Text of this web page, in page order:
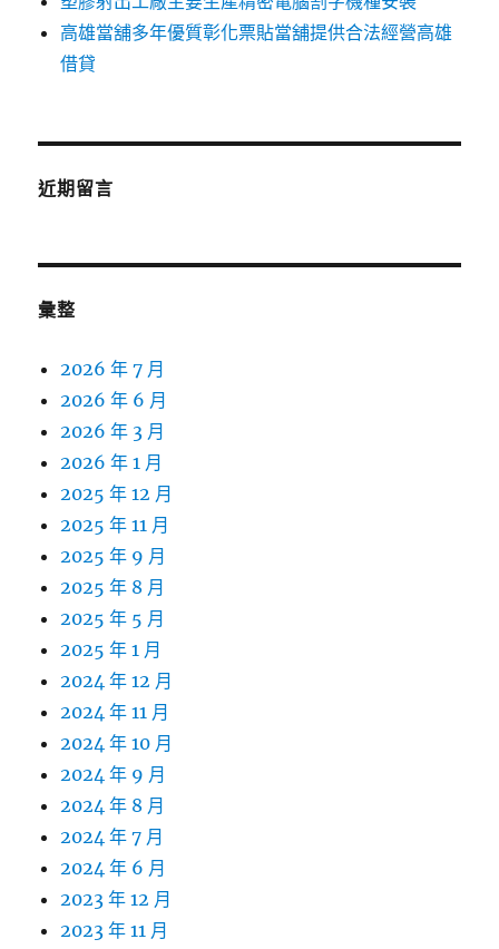
高雄當舖多年優質彰化票貼當舖提供合法經營高雄
借貸
近期留言
彙整
2026 年 7 月
2026 年 6 月
2026 年 3 月
2026 年 1 月
2025 年 12 月
2025 年 11 月
2025 年 9 月
2025 年 8 月
2025 年 5 月
2025 年 1 月
2024 年 12 月
2024 年 11 月
2024 年 10 月
2024 年 9 月
2024 年 8 月
2024 年 7 月
2024 年 6 月
2023 年 12 月
2023 年 11 月